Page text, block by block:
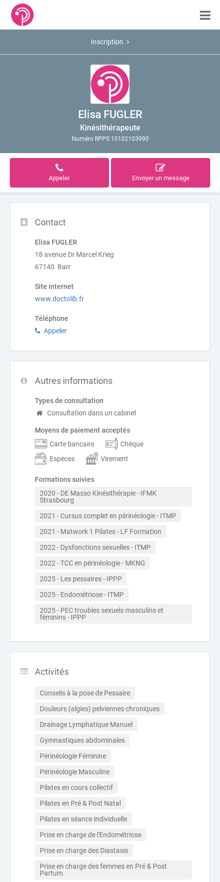
Inscription
Elisa FUGLER
Kinésithérapeute
Numéro RPPS 10102103990
Appeler Envoyer un message
Contact
Elisa FUGLER
18 avenue Dr Marcel Krieg
67140 Barr
Site internet
www.doctolib.fr
Téléphone
Appeler
Autres informations
Types de consultation
Consultation dans un cabinet
Moyens de paiement acceptés
Carte bancaire
Chèque
Espèces
Virement
Formations suivies
2020 - DE Masso Kinésithérapie - IFMK
Strasbourg
2021 - Cursus complet en périnéologie - ITMP
2021 - Matwork 1 Pilates - LF Formation
2022 - Dysfonctions sexuelles - ITMP
2022 - TCC en périnéologie - MKNG
2025 - Les pessaires - IPPP
2025 - Endométriose - ITMP
2025 - PEC troubles sexuels masculins et
féminins - IPPP
Activités
Conseils à la pose de Pessaire
Douleurs (algies) pelviennes chroniques
Drainage Lymphatique Manuel
Gymnastiques abdominales
Périnéologie Féminine
Périnéologie Masculine
Pilates en cours collectif
Pilates en Pré & Post Natal
Pilates en séance individuelle
Prise en charge de l'Endométriose
Prise en charge des Diastasis
Prise en charge des femmes en Pré & Post
Partum